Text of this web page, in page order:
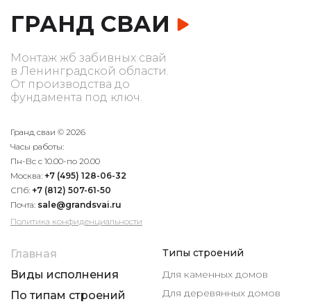
ГРАНД СВАИ
Монтаж жб забивных свай
в Ленинградской области.
От производства до
фундамента под ключ.
Гранд сваи © 2026
Часы работы:
Пн-Вс с 10.00-по 20.00
Москва: +7 (495) 128-06-32
СПб: +7 (812) 507-61-50
Почта: sale@grandsvai.ru
Политика конфиденциальности
Главная
Виды исполнения
По типам строений
Типы строений
Для каменных домов
Для деревянных домов